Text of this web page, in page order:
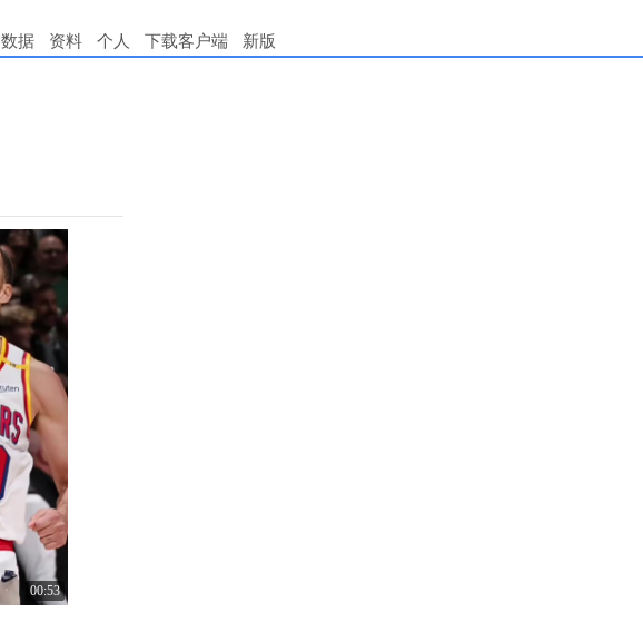
数据 资料 个人 下载客户端 新版
00:53